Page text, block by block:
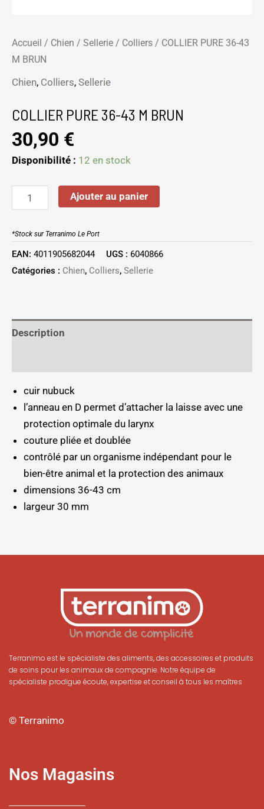
Accueil / Chien / Sellerie / Colliers / COLLIER PURE 36-43
M BRUN
Chien, Colliers, Sellerie
COLLIER PURE 36-43 M BRUN
30,90 €
Disponibilité : 12 en stock
Ajouter au panier
*Stock sur Terranimo Le Port
EAN: 4011905682044 UGS : 6040866
Catégories : Chien, Colliers, Sellerie
Description
cuir nubuck
l’anneau en D permet d’attacher la laisse avec une
protection optimale du larynx
couture pliée et doublée
contrôlé par un organisme indépendant pour le
bien-être animal et la protection des animaux
dimensions 36-43 cm
largeur 30 mm
Terranimo est le spécialiste des aliments, des accessoires et produits
de soins pour les animaux de compagnie. Notre équipe de
spécialiste prodigue écoute, expertise et conseil à tous les maîtres
© Terranimo
Nos Magasins